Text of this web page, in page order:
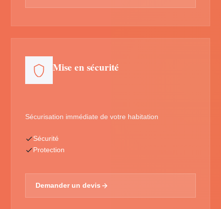
Mise en sécurité
Sécurisation immédiate de votre habitation
Sécurité
Protection
Demander un devis